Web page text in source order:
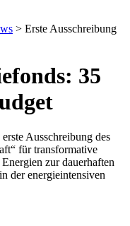
> Erste Ausschreibung
35
Ausschreibung des
für transformative
zur dauerhaften
der energieintensiven